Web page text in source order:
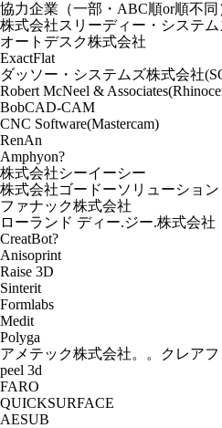
協力企業 （一部・ABC順or順不
株式会社スリーディー・システ
オートデスク株式会社
ExactFlat
ダッソー・システムズ株式会社
Robert McNeel &
BobCAD-CAM
CNC Software(Mastercam)
RenAn
Amphyon?
株式会社シーイーシー
株式会社ゴードーソリューション
ファナック株式会社
ローランド ディー.ジー.株式会社
CreatBot?
Anisoprint
Raise 3D
Sinterit
Formlabs
Medit
Polyga
アメテック株式会社。。クレア
peel 3d
FARO
QUICKSURFACE
AESUB